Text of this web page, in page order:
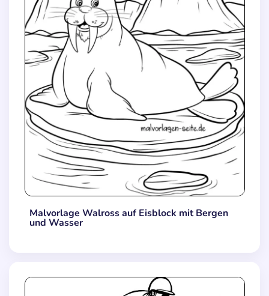
Malvorlage Walross auf Eisblock mit Bergen
und Wasser